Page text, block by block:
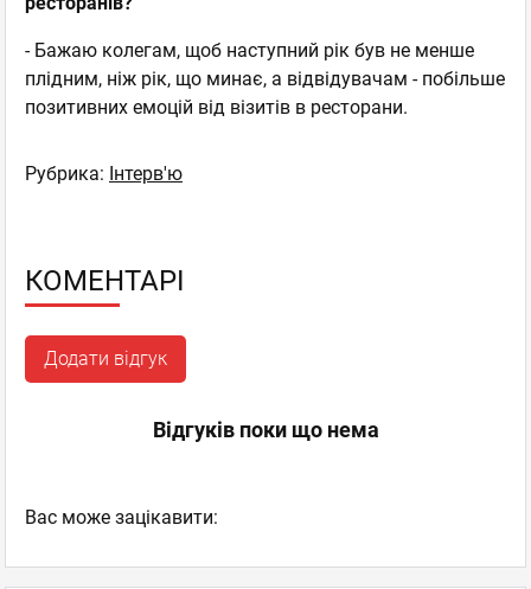
- Бажаю колегам, щоб наступний рік був не менше
плідним, ніж рік, що минає, а відвідувачам - побільше
позитивних емоцій від візитів в ресторани.
Рубрика: Інтерв'ю
КОМЕНТАРІ
Додати відгук
Відгуків поки що нема
Вас може зацікавити: